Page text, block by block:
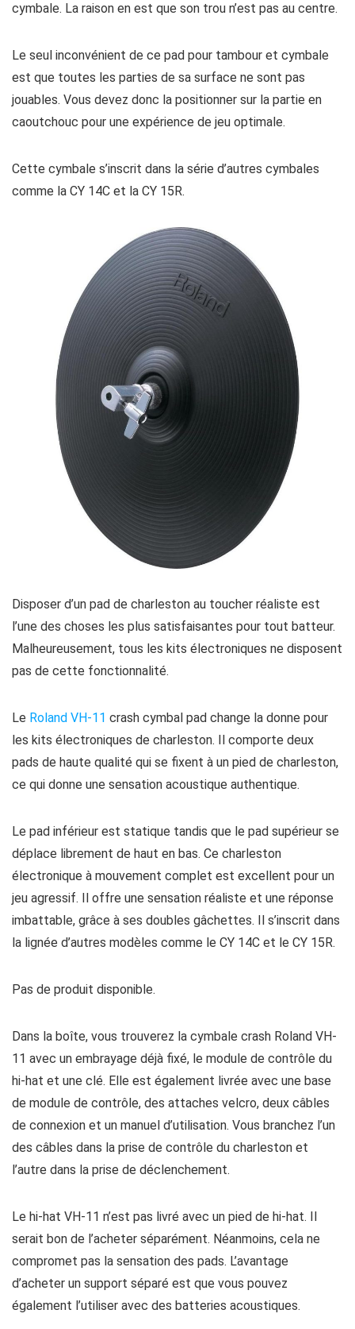
cymbale. La raison en est que son trou n’est pas au centre.
Le seul inconvénient de ce pad pour tambour et cymbale
est que toutes les parties de sa surface ne sont pas
jouables. Vous devez donc la positionner sur la partie en
caoutchouc pour une expérience de jeu optimale.
Cette cymbale s’inscrit dans la série d’autres cymbales
comme la CY 14C et la CY 15R.
Disposer d’un pad de charleston au toucher réaliste est
l’une des choses les plus satisfaisantes pour tout batteur.
Malheureusement, tous les kits électroniques ne disposent
pas de cette fonctionnalité.
Le Roland VH-11 crash cymbal pad change la donne pour
les kits électroniques de charleston. Il comporte deux
pads de haute qualité qui se fixent à un pied de charleston,
ce qui donne une sensation acoustique authentique.
Le pad inférieur est statique tandis que le pad supérieur se
déplace librement de haut en bas. Ce charleston
électronique à mouvement complet est excellent pour un
jeu agressif. Il offre une sensation réaliste et une réponse
imbattable, grâce à ses doubles gâchettes. Il s’inscrit dans
la lignée d’autres modèles comme le CY 14C et le CY 15R.
Pas de produit disponible.
Dans la boîte, vous trouverez la cymbale crash Roland VH-
11 avec un embrayage déjà fixé, le module de contrôle du
hi-hat et une clé. Elle est également livrée avec une base
de module de contrôle, des attaches velcro, deux câbles
de connexion et un manuel d’utilisation. Vous branchez l’un
des câbles dans la prise de contrôle du charleston et
l’autre dans la prise de déclenchement.
Le hi-hat VH-11 n’est pas livré avec un pied de hi-hat. Il
serait bon de l’acheter séparément. Néanmoins, cela ne
compromet pas la sensation des pads. L’avantage
d’acheter un support séparé est que vous pouvez
également l’utiliser avec des batteries acoustiques.